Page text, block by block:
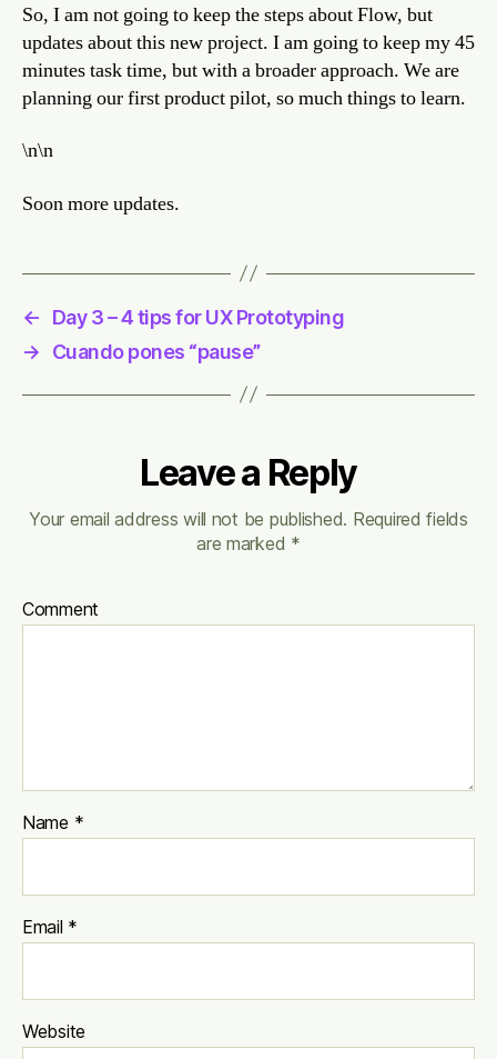
So, I am not going to keep the steps about Flow, but
updates about this new project. I am going to keep my 45
minutes task time, but with a broader approach. We are
planning our first product pilot, so much things to learn.
\n\n
Soon more updates.
←
Day 3 – 4 tips for UX Prototyping
→
Cuando pones “pause”
Leave a Reply
Your email address will not be published. Required fields
are marked *
Comment
Name *
Email *
Website